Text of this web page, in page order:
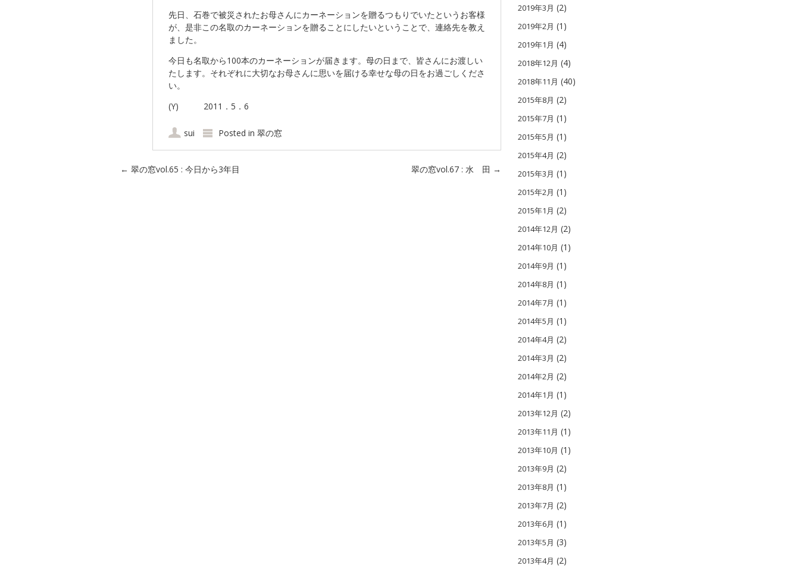
先日、石巻で被災されたお母さんにカーネーションを贈るつもりでいたというお客様
が、是非この名取のカーネーションを贈ることにしたいということで、連絡先を教え
ました。
今日も名取から100本のカーネーションが届きます。母の日まで、皆さんにお渡しい
たします。それぞれに大切なお母さんに思いを届ける幸せな母の日をお過ごしくださ
い。
(Y) 2011．5．6
sui Posted in 翠の窓
Post navigation
← 翠の窓vol.65 : 今日から3年目 翠の窓vol.67 : 水 田 →
2019年3月 (2)
2019年2月 (1)
2019年1月 (4)
2018年12月 (4)
2018年11月 (40)
2015年8月 (2)
2015年7月 (1)
2015年5月 (1)
2015年4月 (2)
2015年3月 (1)
2015年2月 (1)
2015年1月 (2)
2014年12月 (2)
2014年10月 (1)
2014年9月 (1)
2014年8月 (1)
2014年7月 (1)
2014年5月 (1)
2014年4月 (2)
2014年3月 (2)
2014年2月 (2)
2014年1月 (1)
2013年12月 (2)
2013年11月 (1)
2013年10月 (1)
2013年9月 (2)
2013年8月 (1)
2013年7月 (2)
2013年6月 (1)
2013年5月 (3)
2013年4月 (2)